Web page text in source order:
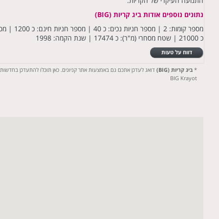
נתונים נוספים אודות ביג קריות (BIG)
כ 21000 | שטח מסחרי (מ"ר): כ 17474 | שנת הקמה: 1998
דווח על טעות
* ביג קריות (BIG)
דואג לעדכן אתכם גם באמצעות אתר קניונים. כאן תוכלו להתעדכן בחדשות,
BIG Krayot